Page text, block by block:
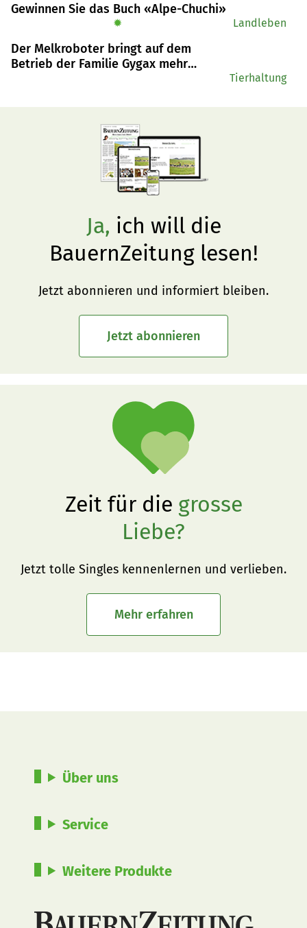
Gewinnen Sie das Buch «Alpe-Chuchi»
✹ Landleben
Der Melkroboter bringt auf dem
Betrieb der Familie Gygax mehr
Tierhaltung
Ja, ich will die
BauernZeitung lesen!
Jetzt abonnieren und informiert bleiben.
Jetzt abonnieren
Zeit für die grosse
Liebe?
Jetzt tolle Singles kennenlernen und verlieben.
Mehr erfahren
Über uns
Service
Weitere Produkte